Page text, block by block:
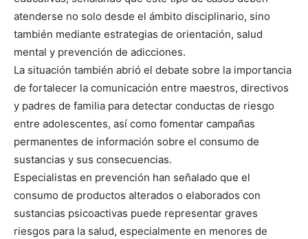
atenderse no solo desde el ámbito disciplinario, sino
también mediante estrategias de orientación, salud
mental y prevención de adicciones.
La situación también abrió el debate sobre la importancia
de fortalecer la comunicación entre maestros, directivos
y padres de familia para detectar conductas de riesgo
entre adolescentes, así como fomentar campañas
permanentes de información sobre el consumo de
sustancias y sus consecuencias.
Especialistas en prevención han señalado que el
consumo de productos alterados o elaborados con
sustancias psicoactivas puede representar graves
riesgos para la salud, especialmente en menores de